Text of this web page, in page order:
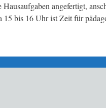
Hausaufgaben angefertigt,
15 bis 16 Uhr ist Zeit für